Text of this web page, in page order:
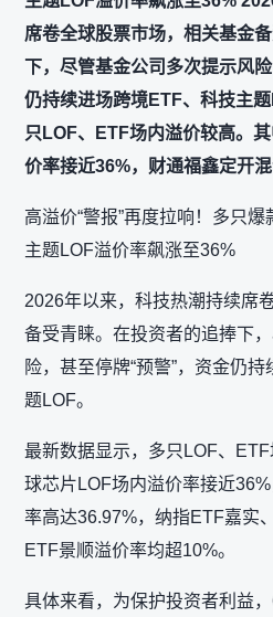
席卷全球股票市场，相关基金
下，尽管基金公司多次提示风
仍持续进场跨境ETF、科技主
只LOF、ETF场内溢价较高。
价率接近36%，财通福鑫定开
高溢价“警报”再度拉响！多只
主题LOF溢价率飙涨至36%
2026年以来，科技热潮持续席
备受青睐。在投资者的追捧下
险，甚至停牌“预警”，资金仍
题LOF。
最新数据显示，多只LOF、
球芯片LOF场内溢价率接近
率高达36.97%，纳指ETF嘉实
ETF景顺溢价率均超10%。
具体来看，为保护投资者利益